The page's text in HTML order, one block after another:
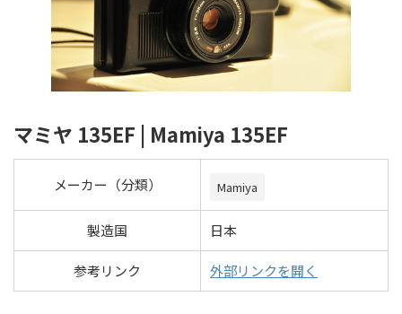
マミヤ 135EF | Mamiya 135EF
メーカー（分類） Mamiya
製造国 日本
参考リンク 外部リンクを開く